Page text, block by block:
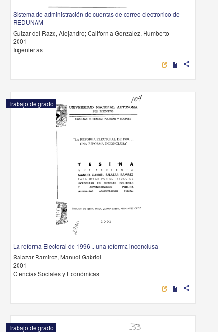
Sistema de administración de cuentas de correo electronico de
REDUNAM
Guizar del Razo, Alejandro; California Gonzalez, Humberto
2001
Ingenierías
share
Trabajo de grado
La reforma Electoral de 1996... una reforma inconclusa
Salazar Ramirez, Manuel Gabriel
2001
Ciencias Sociales y Económicas
share
Trabajo de grado